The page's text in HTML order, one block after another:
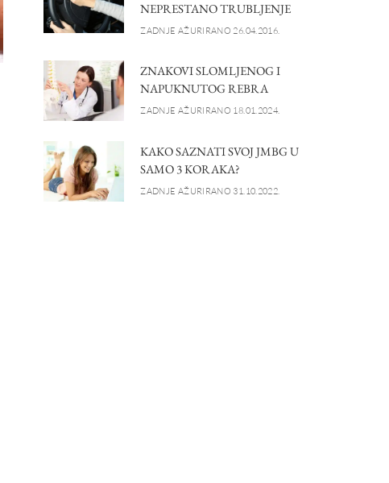
NEPRESTANO TRUBLJENJE
ZADNJE AŽURIRANO 26.04.2016.
ZNAKOVI SLOMLJENOG I
NAPUKNUTOG REBRA
ZADNJE AŽURIRANO 18.01.2024.
KAKO SAZNATI SVOJ JMBG U
SAMO 3 KORAKA?
ZADNJE AŽURIRANO 31.10.2022.